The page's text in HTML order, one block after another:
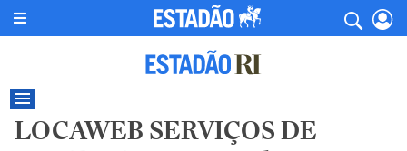
LOCAWEB SERVIÇOS DE